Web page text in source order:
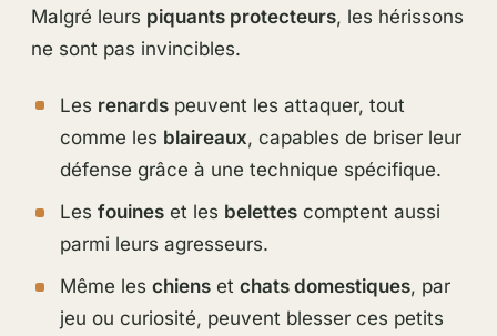
Malgré leurs piquants protecteurs, les hérissons
ne sont pas invincibles.
Les renardspeuvent les attaquer, tout
comme les blaireaux, capables de briser leur
défense grâce à une technique spécifique.
Les fouineset les belettescomptent aussi
parmi leurs agresseurs.
Même les chienset chats domestiques, par
jeu ou curiosité, peuvent blesser ces petits